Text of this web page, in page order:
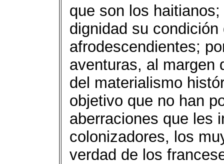
que son los
dignidad su
afrodescendientes;
aventuras, al margen
del materialismo
objetivo que no han
aberraciones que les
colonizadores, los
verdad de los